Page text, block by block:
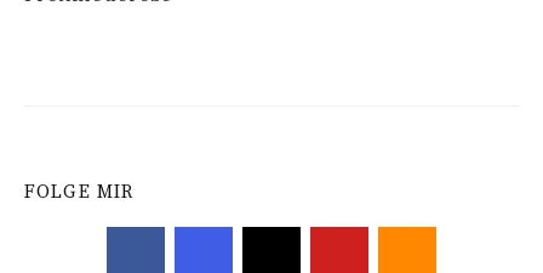
FOLGE MIR